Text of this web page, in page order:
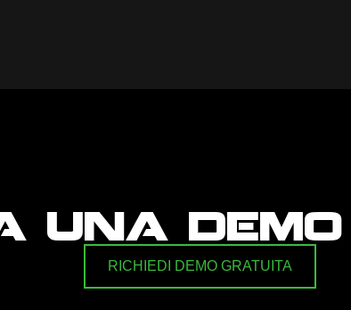
una
RICHIEDI DEMO GRATUITA